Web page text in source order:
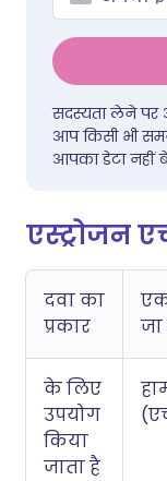
सदस्यता लेने पर
आप किसी भी
आपका डेटा नहीं
एस्ट्रोजन
दवा का
प्रकार
एक
के लिए
उपयोग
किया
जाता है